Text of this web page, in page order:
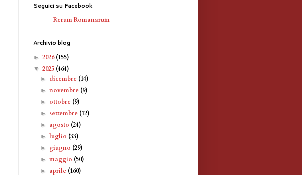
Seguici su Facebook
Rerum Romanarum
Archivio blog
► 2026(155)
▼ 2025 (464)
► dicembre (14)
►novembre (9)
► ottobre (9)
► settembre (12)
► agosto (24)
►luglio (33)
► giugno (29)
►maggio (50)
► aprile (160)